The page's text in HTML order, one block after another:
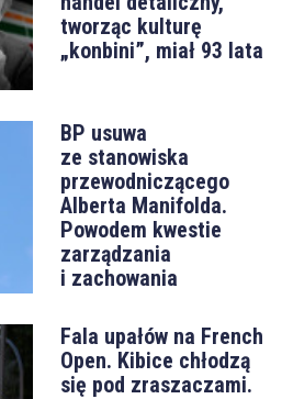
tworząc kulturę
„konbini”, miał 93 lata
BP usuwa
ze stanowiska
przewodniczącego
Alberta Manifolda.
Powodem kwestie
zarządzania
i zachowania
Fala upałów na French
Open. Kibice chłodzą
się pod zraszaczami.